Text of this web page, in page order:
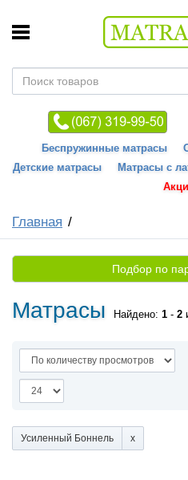
Беспружинные матрасы
Детские матрасы
Матрасы с
Главная
Подбор по
Матрасы Найдено: 1 - 2
Усиленный Боннель